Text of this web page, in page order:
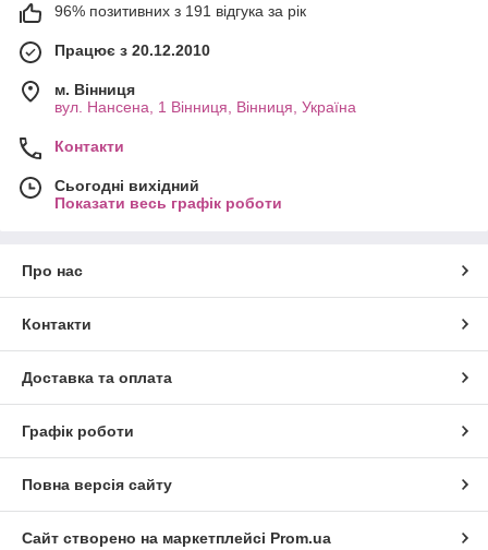
96% позитивних з 191 відгука за рік
Працює з 20.12.2010
м. Вінниця
вул. Нансена, 1 Вінниця, Вінниця, Україна
Контакти
Сьогодні вихідний
Показати весь графік роботи
Про нас
Контакти
Доставка та оплата
Графік роботи
Повна версія сайту
Сайт створено на маркетплейсі Prom.ua